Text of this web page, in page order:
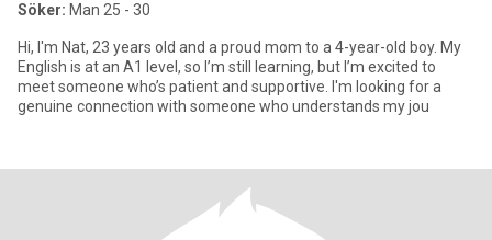
Söker: Man 25 - 30
Hi, I'm Nat, 23 years old and a proud mom to a 4-year-old boy. My
English is at an A1 level, so I’m still learning, but I’m excited to
meet someone who’s patient and supportive. I'm looking for a
genuine connection with someone who understands my jou